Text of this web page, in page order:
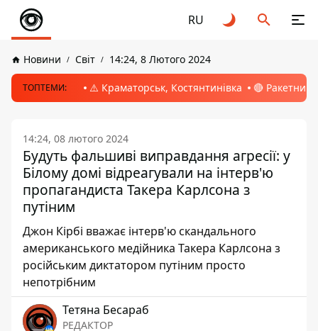
RU
Новини Світ 14:24, 8 Лютого 2024
ТОПТЕМИ: ⚠️ Краматорськ, Костянтинівка 🔴 Ракетний
14:24, 08 лютого 2024
Будуть фальшиві виправдання агресії: у
Білому домі відреагували на інтерв'ю
пропагандиста Такера Карлсона з
путіним
Джон Кірбі вважає інтерв'ю скандального
американського медійника Такера Карлсона з
російським диктатором путіним просто
непотрібним
Тетяна Бесараб
РЕДАКТОР